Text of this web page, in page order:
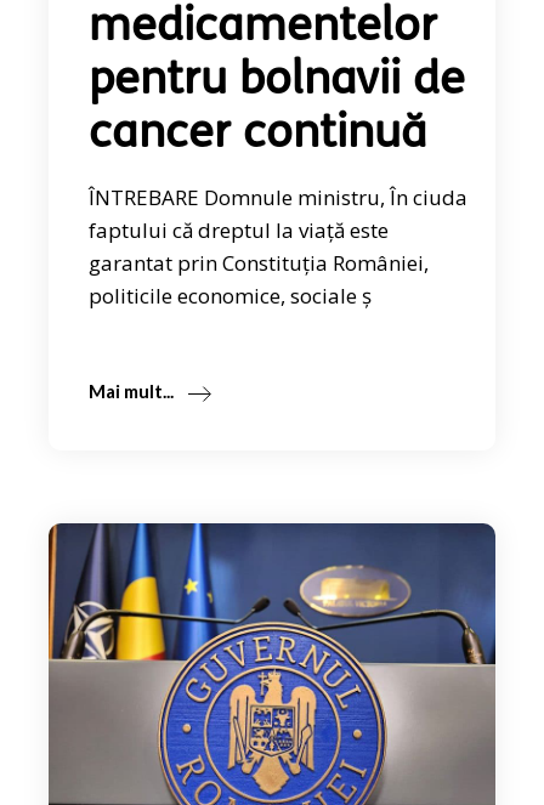
medicamentelor
pentru bolnavii de
cancer continuă
ÎNTREBARE Domnule ministru, În ciuda
faptului că dreptul la viață este
garantat prin Constituția României,
politicile economice, sociale ș
Mai mult...